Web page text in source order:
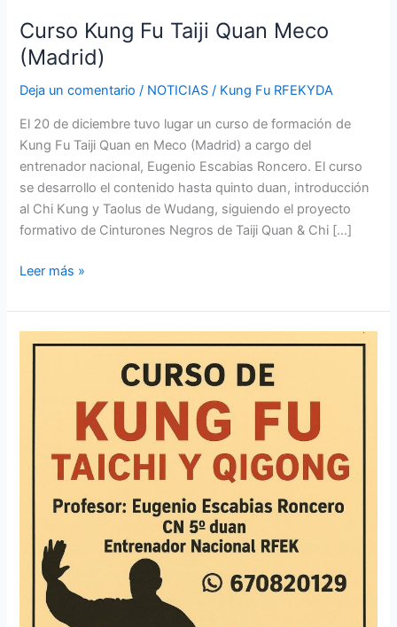
Curso Kung Fu Taiji Quan Meco
(Madrid)
Deja un comentario / NOTICIAS / Kung Fu RFEKYDA
El 20 de diciembre tuvo lugar un curso de formación de
Kung Fu Taiji Quan en Meco (Madrid) a cargo del
entrenador nacional, Eugenio Escabias Roncero. El curso
se desarrollo el contenido hasta quinto duan, introducción
al Chi Kung y Taolus de Wudang, siguiendo el proyecto
formativo de Cinturones Negros de Taiji Quan & Chi […]
Leer más »
Curso
(Madrid)